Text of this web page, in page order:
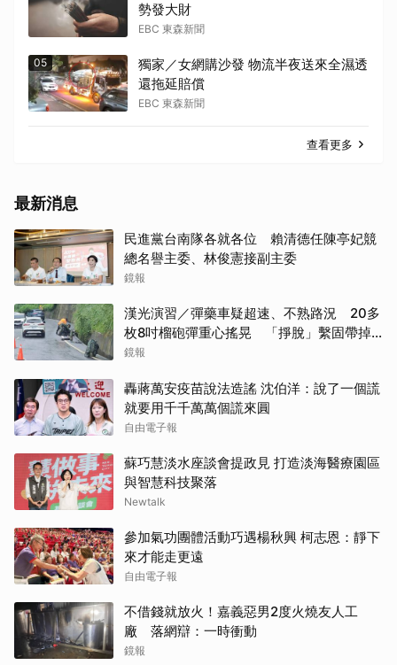
勢發大財
EBC 東森新聞
05
獨家／女網購沙發 物流半夜送來全濕透
還拖延賠償
EBC 東森新聞
查看更多
最新消息
民進黨台南隊各就各位 賴清德任陳亭妃競
總名譽主委、林俊憲接副主委
鏡報
漢光演習／彈藥車疑超速、不熟路況 20多
枚8吋榴砲彈重心搖晃 「掙脫」繫固帶掉
水溝
鏡報
轟蔣萬安疫苗說法造謠 沈伯洋：說了一個謊
就要用千千萬萬個謊來圓
自由電子報
蘇巧慧淡水座談會提政見 打造淡海醫療園區
與智慧科技聚落
Newtalk
參加氣功團體活動巧遇楊秋興 柯志恩：靜下
來才能走更遠
自由電子報
不借錢就放火！嘉義惡男2度火燒友人工
廠 落網辯：一時衝動
鏡報